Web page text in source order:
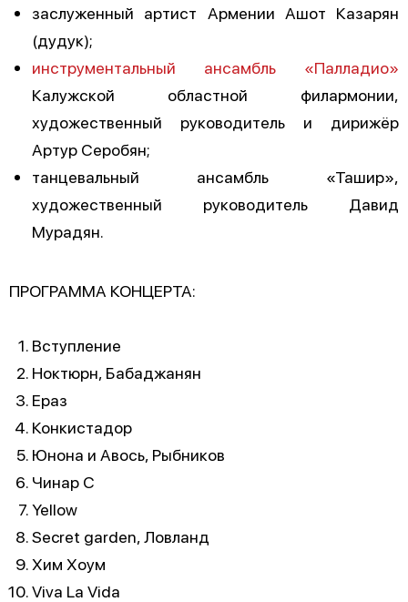
заслуженный артист Армении Ашот Казарян
(дудук);
инструментальный ансамбль «Палладио»
Калужской областной филармонии,
художественный руководитель и дирижёр
Артур Серобян;
танцевальный ансамбль «Ташир»,
художественный руководитель Давид
Мурадян.
ПРОГРАММА КОНЦЕРТА:
Вступление
Ноктюрн, Бабаджанян
Ераз
Конкистадор
Юнона и Авось, Рыбников
Чинар С
Yellow
Secret garden, Ловланд
Хим Хоум
Viva La Vida